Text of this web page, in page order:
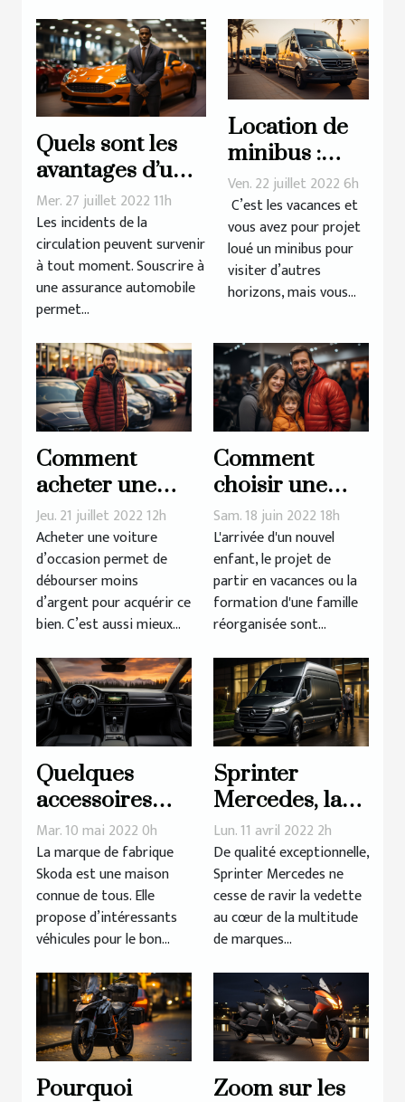
Quels sont les
avantages d’une
assurance
automobile pour
une location ?
Mer. 27 juillet 2022 11h
Les incidents de la
circulation peuvent survenir
à tout moment. Souscrire à
une assurance automobile
permet...
Location de
minibus :
critères à
prendre en
compte
Ven. 22 juillet 2022 6h
C’est les vacances et
vous avez pour projet
loué un minibus pour
visiter d’autres
horizons, mais vous...
Comment
acheter une
voiture
d’occasion
récente ?
Jeu. 21 juillet 2022 12h
Acheter une voiture
d’occasion permet de
débourser moins
d’argent pour acquérir ce
bien. C’est aussi mieux...
Comment
choisir une
voiture pour la
famille ?
Sam. 18 juin 2022 18h
L'arrivée d'un nouvel
enfant, le projet de
partir en vacances ou la
formation d'une famille
réorganisée sont...
Quelques
accessoires
d’intérieur
d’une voiture
Skoda
Mar. 10 mai 2022 0h
La marque de fabrique
Skoda est une maison
connue de tous. Elle
propose d’intéressants
véhicules pour le bon...
Sprinter
Mercedes, la
marque de
référence en
vogue
Lun. 11 avril 2022 2h
De qualité exceptionnelle,
Sprinter Mercedes ne
cesse de ravir la vedette
au cœur de la multitude
de marques...
Pourquoi
Zoom sur les